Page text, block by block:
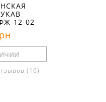
12-02
(16)